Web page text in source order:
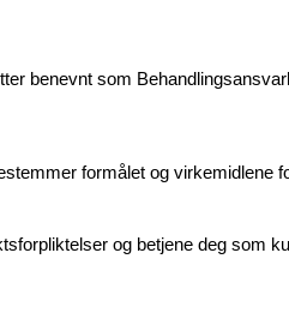
benevnt som
formålet og virkemidlene
og betjene deg som